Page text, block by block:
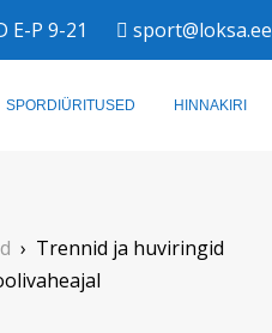
E-P 9-21 sport@loksa.ee
SPORDIÜRITUSED HINNAKIRI
› Trennid ja huviringid